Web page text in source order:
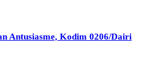
Antusiasme, Kodim 0206/Dairi